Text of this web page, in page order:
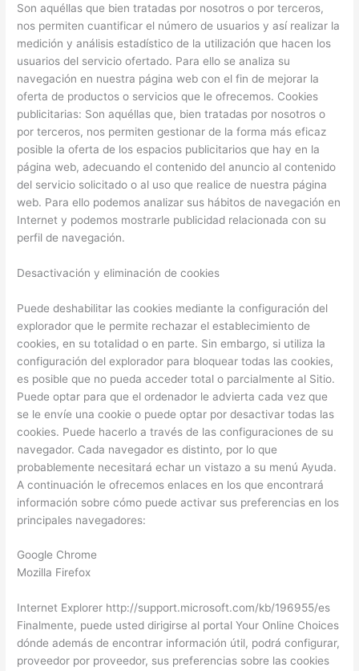
Son aquéllas que bien tratadas por nosotros o por terceros,
nos permiten cuantificar el número de usuarios y así realizar la
medición y análisis estadístico de la utilización que hacen los
usuarios del servicio ofertado. Para ello se analiza su
navegación en nuestra página web con el fin de mejorar la
oferta de productos o servicios que le ofrecemos. Cookies
publicitarias: Son aquéllas que, bien tratadas por nosotros o
por terceros, nos permiten gestionar de la forma más eficaz
posible la oferta de los espacios publicitarios que hay en la
página web, adecuando el contenido del anuncio al contenido
del servicio solicitado o al uso que realice de nuestra página
web. Para ello podemos analizar sus hábitos de navegación en
Internet y podemos mostrarle publicidad relacionada con su
perfil de navegación.
Desactivación y eliminación de cookies
Puede deshabilitar las cookies mediante la configuración del
explorador que le permite rechazar el establecimiento de
cookies, en su totalidad o en parte. Sin embargo, si utiliza la
configuración del explorador para bloquear todas las cookies,
es posible que no pueda acceder total o parcialmente al Sitio.
Puede optar para que el ordenador le advierta cada vez que
se le envíe una cookie o puede optar por desactivar todas las
cookies. Puede hacerlo a través de las configuraciones de su
navegador. Cada navegador es distinto, por lo que
probablemente necesitará echar un vistazo a su menú Ayuda.
A continuación le ofrecemos enlaces en los que encontrará
información sobre cómo puede activar sus preferencias en los
principales navegadores:
Google Chrome
Mozilla Firefox
Internet Explorer http://support.microsoft.com/kb/196955/es
Finalmente, puede usted dirigirse al portal Your Online Choices
dónde además de encontrar información útil, podrá configurar,
proveedor por proveedor, sus preferencias sobre las cookies